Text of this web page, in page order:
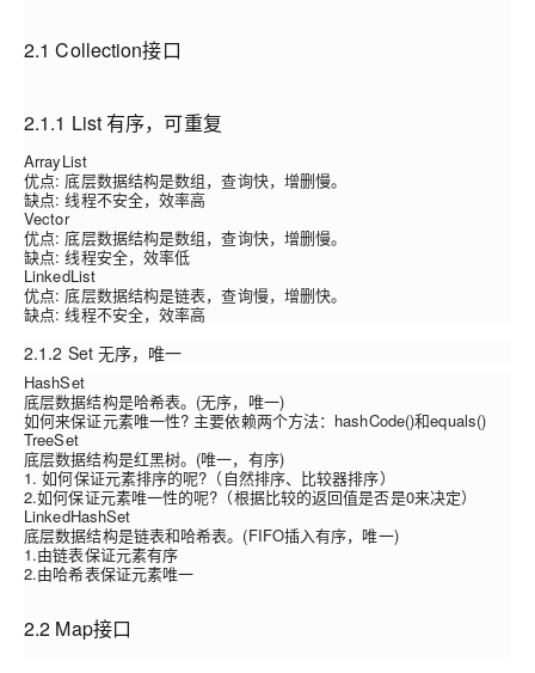
2.1 Collection接口
2.1.1 List 有序，可重复
ArrayList
优点: 底层数据结构是数组，查询快，增删慢。
缺点: 线程不安全，效率高
Vector
优点: 底层数据结构是数组，查询快，增删慢。
缺点: 线程安全，效率低
LinkedList
优点: 底层数据结构是链表，查询慢，增删快。
缺点: 线程不安全，效率高
2.1.2 Set 无序，唯一
HashSet
底层数据结构是哈希表。(无序，唯一)
如何来保证元素唯一性? 主要依赖两个方法：hashCode()和equals()
TreeSet
底层数据结构是红黑树。(唯一，有序)
1. 如何保证元素排序的呢?（自然排序、比较器排序）
2.如何保证元素唯一性的呢?（根据比较的返回值是否是0来决定）
LinkedHashSet
底层数据结构是链表和哈希表。(FIFO插入有序，唯一)
1.由链表保证元素有序
2.由哈希表保证元素唯一
2.2 Map接口